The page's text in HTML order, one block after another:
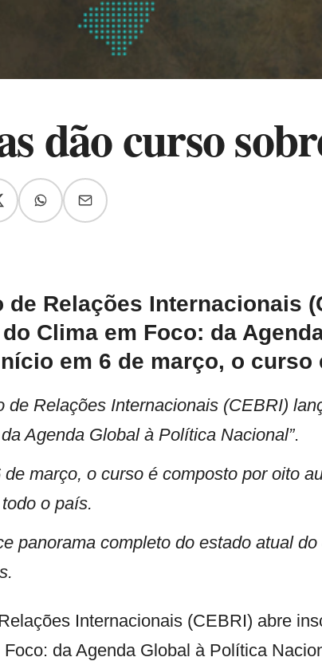
dão curso
Relações Internacionais
Clima em Foco: da
em 6 de março, o
de Relações Internacionais (CEBRI)
Agenda Global à Política Nacional”.
março, o curso é composto por oito
o país.
panorama completo do estado atual
Internacionais (CEBRI) abre
da Agenda Global à Política